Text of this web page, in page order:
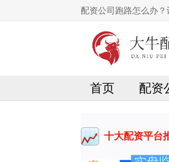
配资公司跑路怎么办
首页 配资
十大配资平台